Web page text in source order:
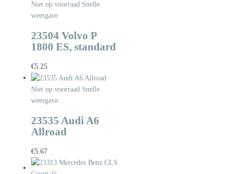
Niet op voorraad Snelle
weergave
23504 Volvo P
1800 ES, standard
€5.25
Niet op voorraad Snelle
weergave
23535 Audi A6
Allroad
€5.67